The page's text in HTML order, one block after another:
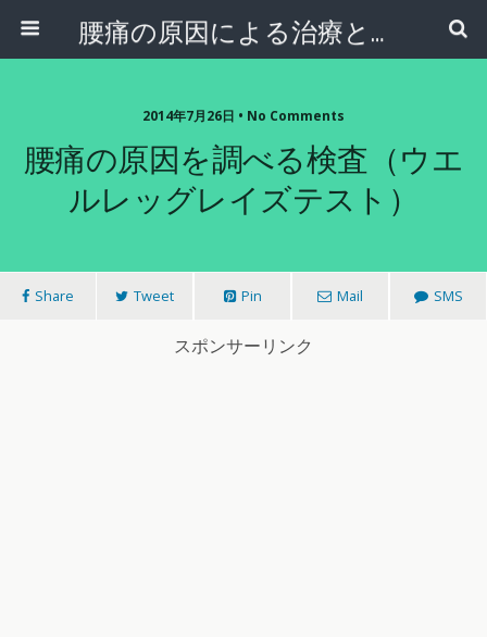
腰痛の原因による治療と予防
2014年7月26日 • No Comments
腰痛の原因を調べる検査（ウエ
ルレッグレイズテスト）
Share Tweet Pin Mail SMS
スポンサーリンク